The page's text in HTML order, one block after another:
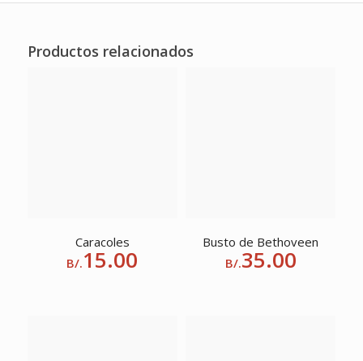
Productos relacionados
Caracoles
B/.15.00
Busto de Bethoveen
B/.35.00